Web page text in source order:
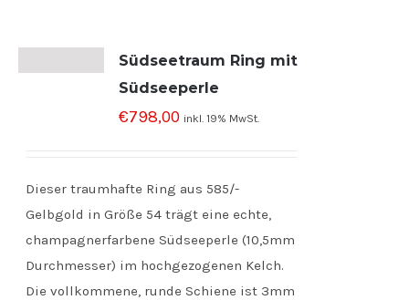
Südseetraum Ring mit
Südseeperle
€798,00 inkl. 19% MwSt.
Dieser traumhafte Ring aus 585/-
Gelbgold in Größe 54 trägt eine echte,
champagnerfarbene Südseeperle (10,5mm
Durchmesser) im hochgezogenen Kelch.
Die vollkommene, runde Schiene ist 3mm